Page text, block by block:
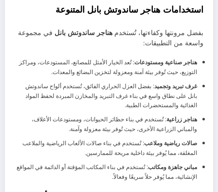
استخدامات هناجر ساندوتش بانل المتنوعة
بفضل مرونتها وكفاءتها، تُستخدم هناجر ساندوتش بانل في مجموعة
واسعة من التطبيقات:
هناجر صناعية ومستودعات: تُعد الخيار الأمثل للمصانع، المستودعات، ومراكز
التوزيع، حيث تُوفر بيئة آمنة ومعزولة لتخزين البضائع والمعدات.
غرف تبريد وتجميد: بفضل العزل الحراري الفائق، تُستخدم ألواح ساندوتش
بانل على نطاق واسع في بناء غرف التبريد والمخازن المبردة لحفظ المواد
الغذائية والمستحضرات الطبية.
هناجر زراعية: تُستخدم في بناء حظائر الحيوانات، ومستودعات الأعلاف،
والمباني الزراعية الأخرى، حيث تُوفر بيئة معزولة وآمنة.
صالات رياضية وملاعب: تُستخدم في بناء صالات الألعاب الرياضية والملاعب
المغلقة، مما يُوفر بيئة داخلية مريحة للممارسين.
مباني جاهزة ومكاتب: تُستخدم في بناء المكاتب المؤقتة أو الدائمة في المواقع
الإنشائية، مما يُوفر حلاً سريعًا وفعالاً.